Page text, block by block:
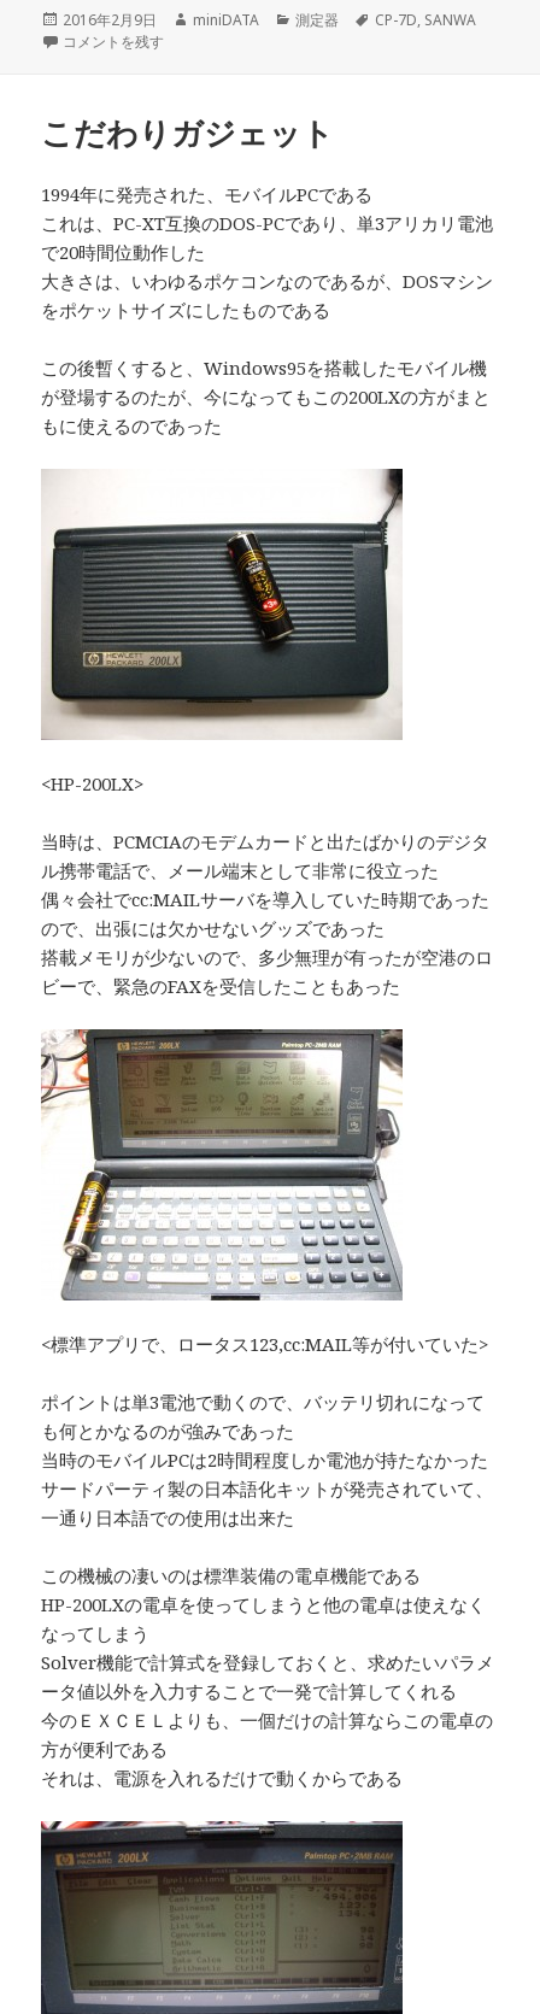
投
稿
2016年2月9日
作
miniDATA
カ
測定器
タ
CP-7D, SANWA
SANWA CP-7D に
コメントを残す
こだわりガジェット
1994年に発売された、モバイルPCである
これは、PC-XT互換のDOS-PCであり、単3アリカリ電池
で20時間位動作した
大きさは、いわゆるポケコンなのであるが、DOSマシン
をポケットサイズにしたものである
この後暫くすると、Windows95を搭載したモバイル機
が登場するのたが、今になってもこの200LXの方がまと
もに使えるのであった
<HP-200LX>
当時は、PCMCIAのモデムカードと出たばかりのデジタ
ル携帯電話で、メール端末として非常に役立った
偶々会社でcc:MAILサーバを導入していた時期であった
ので、出張には欠かせないグッズであった
搭載メモリが少ないので、多少無理が有ったが空港のロ
ビーで、緊急のFAXを受信したこともあった
<標準アプリで、ロータス123,cc:MAIL等が付いていた>
ポイントは単3電池で動くので、バッテリ切れになって
も何とかなるのが強みであった
当時のモバイルPCは2時間程度しか電池が持たなかった
サードパーティ製の日本語化キットが発売されていて、
一通り日本語での使用は出来た
この機械の凄いのは標準装備の電卓機能である
HP-200LXの電卓を使ってしまうと他の電卓は使えなく
なってしまう
Solver機能で計算式を登録しておくと、求めたいパラメ
ータ値以外を入力することで一発で計算してくれる
今のＥＸＣＥＬよりも、一個だけの計算ならこの電卓の
方が便利である
それは、電源を入れるだけで動くからである